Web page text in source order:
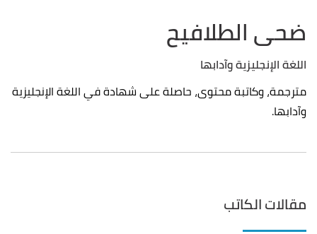
ضحى الطلافيح
اللغة الإنجليزية وآدابها
مترجمة، وكاتبة محتوى، حاصلة على شهادة في اللغة الإنجليزية
وآدابها.
مقالات الكاتب